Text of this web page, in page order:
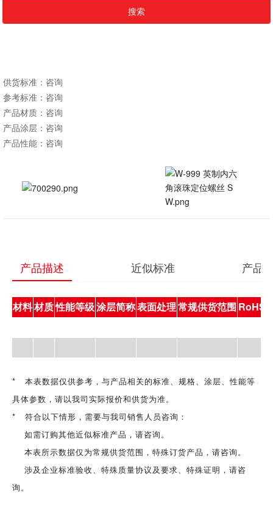
搜索
​​​​​​供货标准：咨询
参考标准：咨询
产品材质：咨询
产品涂层：咨询
产品性能：咨询
产品描述 近似标准 产品
材料材质性能等级涂层简称表面处理 常规供货范围 RoHS
* 本表数据仅供参考，与产品相关的标准、规格、涂层、性能等
具体参数，请以我司实际报价和供货为准。
* 符合以下情形，需要与我司销售人员咨询：
如需订购其他近似标准产品，请咨询。
本表所示数据仅为常规供货范围，特殊订货产品，请咨询。
涉及企业标准验收、特殊质量协议及要求、特殊证明，请咨
询。